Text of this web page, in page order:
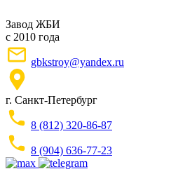
Завод ЖБИ
с 2010 года
gbkstroy@yandex.ru
г. Санкт-Петербург
8 (812) 320-86-87
8 (904) 636-77-23